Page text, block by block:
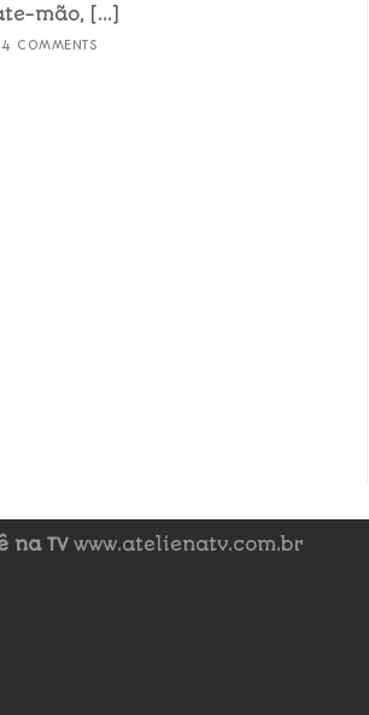
mão, [...]
4 COMMENTS
na TVwww.atelienatv.com.br